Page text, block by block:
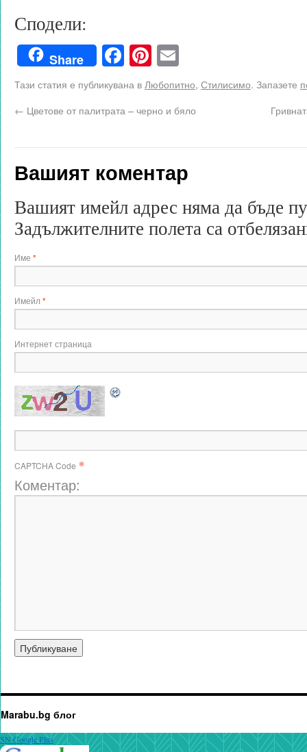
Сподели:
Share Facebook
Pinterest
Тази статия е публикувана в Любопитно, Стилисимо. Запазете
← Цветове от палитрата – черно и бяло
Вашият коментар
Вашият имейл адрес няма да бъде
Задължителните полета са
Име *
Имейл *
Интернет страница
CAPTCHA Code *
Коментар:
Marabu.bg блог
SN Google Plus